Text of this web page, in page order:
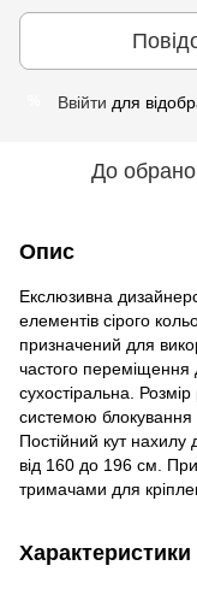
Ввійти для
До
Опис
Екслюзивна
елементів сірого
призначений для
частого переміщення
сухостіральна.
системою блокування
Постійний кут
від 160 до 196 см.
тримачами для
Характеристики